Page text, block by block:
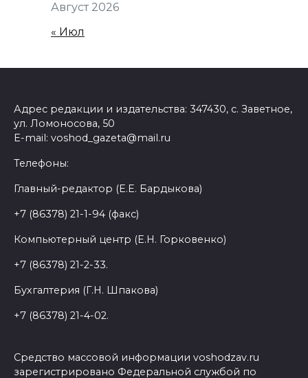
Август 2026
« Июл
Адрес редакции и издательства: 347430, с. Заветное,
ул. Ломоносова, 50
E-mail: voshod_gazeta@mail.ru
Телефоны:
Главный-редактор (Е.Е. Бардыкова)
+7 (86378) 21-1-94 (факс)
Компьютерный центр (Е.Н. Горковенко)
+7 (86378) 21-2-33.
Бухгалтерия (Г.Н. Шпакова)
+7 (86378) 21-4-02.
Средство массовой информации voshodzav.ru
зарегистрировано Федеральной службой по